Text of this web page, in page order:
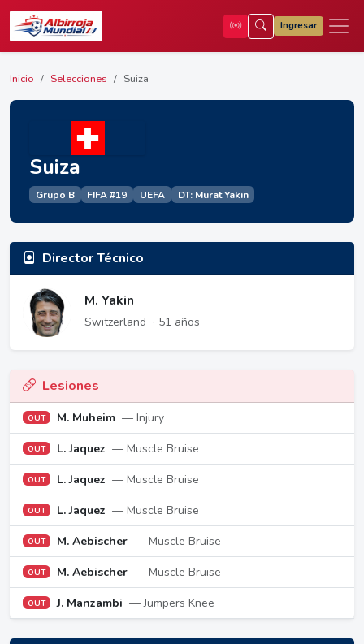
Ingresar
Inicio Selecciones Suiza
Suiza
Grupo B FIFA #19 UEFA DT: Murat Yakin
Director Técnico
M. Yakin
Switzerland · 51 años
Lesiones
OUT M. Muheim — Injury
OUT L. Jaquez — Muscle Bruise
OUT L. Jaquez — Muscle Bruise
OUT L. Jaquez — Muscle Bruise
OUT M. Aebischer — Muscle Bruise
OUT M. Aebischer — Muscle Bruise
OUT J. Manzambi — Jumpers Knee